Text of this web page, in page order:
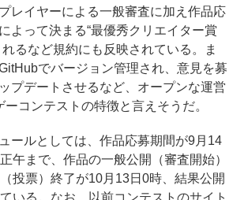
プレイヤーによる一般審査に加え作品応
よって決まる“最優秀クリエイター賞
れるなど規約にも反映されている。ま
でバージョン管理され、意見を募
プデートさせるなど、オープンな運営
コンテストの特徴と言えそうだ。
ールとしては、作品応募期間が9月14
午まで、作品の一般公開（審査開始）
投票）終了が10月13日0時、結果公開
いる。なお、以前コンテストのサイト